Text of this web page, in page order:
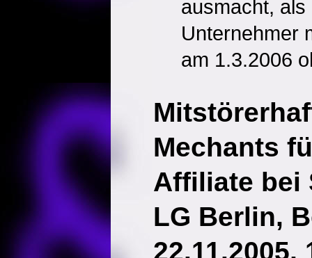
ausmacht,
Unternehmer
am 1.3.2006
Mechants
Affiliate bei
LG Berlin,
22.11.2005,